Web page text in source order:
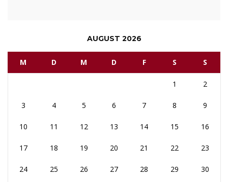
AUGUST 2026
M D M D F S S
1 2
3 4 5 6 7 8 9
10 11 12 13 14 15 16
17 18 19 20 21 22 23
24 25 26 27 28 29 30